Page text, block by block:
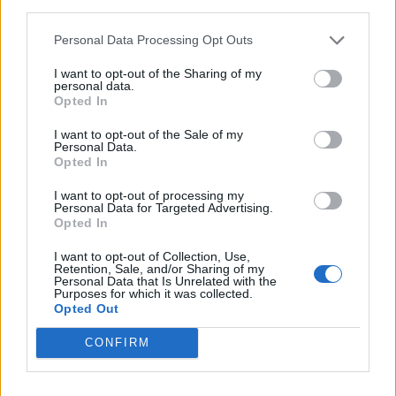
Personal Data Processing Opt Outs
I want to opt-out of the Sharing of my
personal data.
Opted In
I want to opt-out of the Sale of my
Personal Data.
Opted In
I want to opt-out of processing my
Personal Data for Targeted Advertising.
Opted In
I want to opt-out of Collection, Use,
Retention, Sale, and/or Sharing of my
Personal Data that Is Unrelated with the
Purposes for which it was collected.
Opted Out
CONFIRM
Μουτάφη
Κάλεσμα για συγκέντρωση υπέρ
της Παλαιστίνης από
ανειδίκευτους γιατρούς της
Την Κυριακή 9 Αυγούστου, στις
7.30 το απόγευμα, έξω από το
κεντρικό κτήριο της Περιφέρειας
κινητοποίηση
Ρούχα και τρόφιμα για τους
ανθρώπους που έχουν ανάγκη
Νέα συνεργασία της
«Ανακύκλωσης Αιγαίου» με τον
Σύνδεσμο Κοινωνικής Προστασίας
και Αλληλεγγύης